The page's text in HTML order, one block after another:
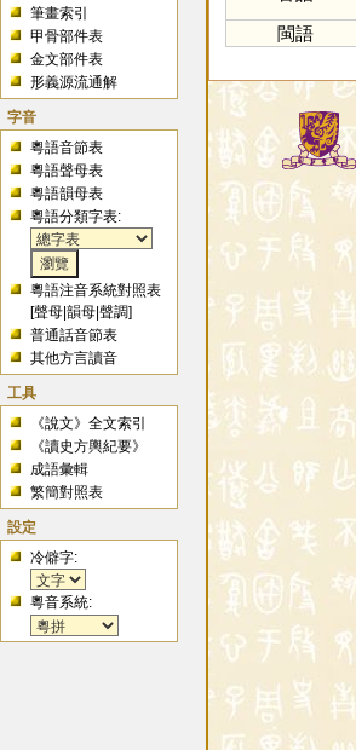
筆畫索引
甲骨部件表
金文部件表
形義源流通解
字音
粵語音節表
粵語聲母表
粵語韻母表
粵語分類字表:
粵語注音系統對照表
[聲母 |韻母 |聲調]
普通話音節表
其他方言讀音
工具
《說文》全文索引
《讀史方輿紀要》
成語彙輯
繁簡對照表
設定
冷僻字:
粵音系統:
閩語